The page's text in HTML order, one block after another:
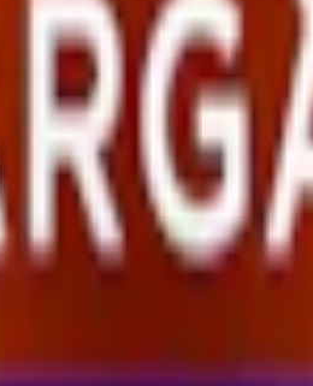
mindre rinnig upplevelse. Samtidigt
innehåller en totalvikt nikotin på
snus i olika smakvarianter, såsom